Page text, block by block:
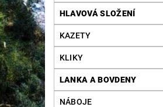
HLAVOVÁ SLOŽENÍ
KAZETY
KLIKY
LANKA A BOVDENY
NÁBOJE